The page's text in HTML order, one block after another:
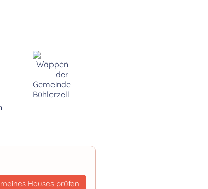
Hauses prüfen